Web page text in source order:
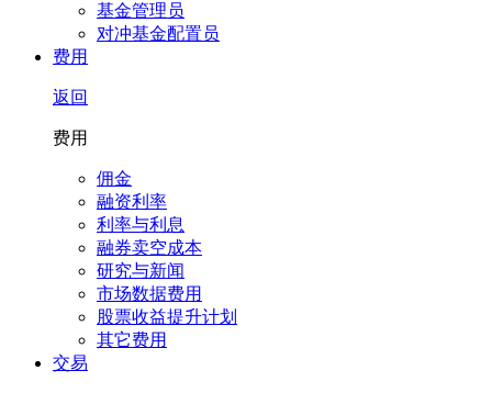
基金管理员
对冲基金配置员
费用
返回
费用
佣金
融资利率
利率与利息
融券卖空成本
研究与新闻
市场数据费用
股票收益提升计划
其它费用
交易